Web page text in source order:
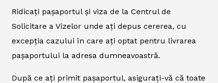
Ridicați pașaportul și viza de la Centrul de
Solicitare a Vizelor unde ați depus cererea, cu
excepția cazului în care ați optat pentru livrarea
pașaportului la adresa dumneavoastră.
După ce ați primit pașaportul, asigurați-vă că toate